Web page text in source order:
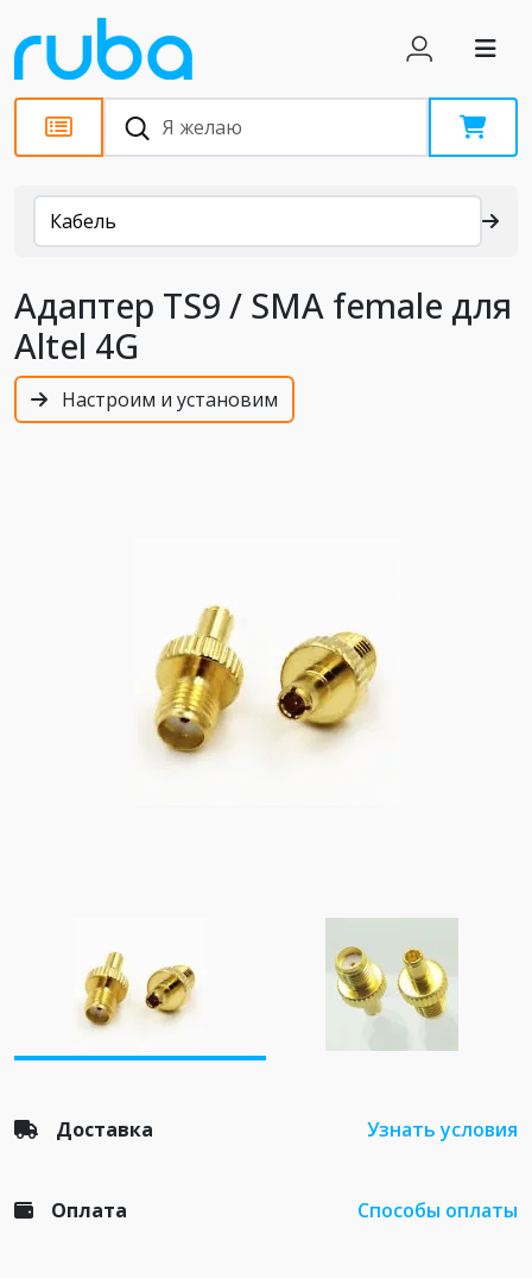
Каталог
Кабель
Адаптер TS9 / SMA female для
Altel 4G
Настроим и установим
Доставка Узнать условия
Оплата Способы оплаты